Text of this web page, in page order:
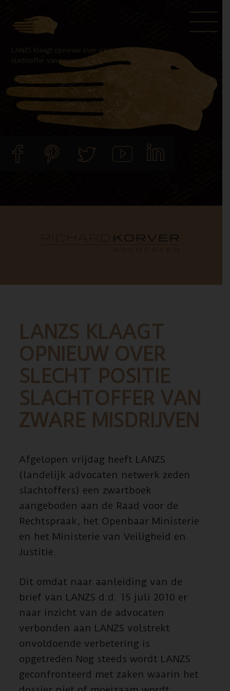
naar
hoofd
naar
voettekst
LANZS klaagt opnieuw over slecht positie
slachtoffer van zware misdrijven
LANZS KLAAGT
OPNIEUW OVER
SLECHT POSITIE
SLACHTOFFER VAN
ZWARE MISDRIJVEN
Afgelopen vrijdag heeft LANZS
(landelijk advocaten netwerk zeden
slachtoffers) een zwartboek
aangeboden aan de Raad voor de
Rechtspraak, het Openbaar Ministerie
en het Ministerie van Veiligheid en
Justitie.
Dit omdat naar aanleiding van de
brief van LANZS d.d. 15 juli 2010 er
naar inzicht van de advocaten
verbonden aan LANZS volstrekt
onvoldoende verbetering is
opgetreden.Nog steeds wordt LANZS
geconfronteerd met zaken waarin het